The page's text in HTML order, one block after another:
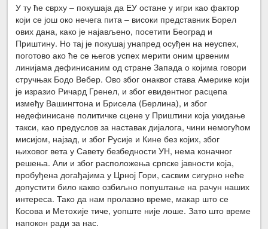
У ту ће сврху – покушаја да ЕУ остане у игри као фактор
који се још око нечега пита – високи представник Борел
ових дана, како је најављено, посетити Београд и
Приштину. Но тај је покушај унапред осуђен на неуспех,
поготово ако ће се његов успех мерити оним црвеним
линијама дефинисаним од стране Запада о којима говори
стручњак Бодо Вебер. Ово због онаквог става Америке који
је изразио Ричард Гренел, и због евидентног расцепа
између Вашингтона и Брисела (Берлина), и због
недефинисане политичке сцене у Приштини која укидање
такси, као предуслов за наставак дијалога, чини немогућом
мисијом, најзад, и због Русије и Кине без којих, због
њиховог вета у Савету безбедности УН, нема коначног
решења. Али и због расположења српске јавности која,
пробуђена догађајима у Црној Гори, сасвим сигурно неће
допустити било какво озбиљно попуштање на рачун наших
интереса. Тако да нам пролазно време, макар што се
Косова и Метохије тиче, уопште није лоше. Зато што време
напокон ради за нас.